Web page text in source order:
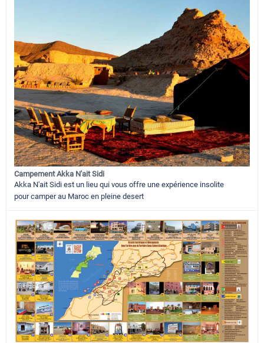
Campement Akka N'ait Sidi
Akka N'ait Sidi est un lieu qui vous offre une expérience insolite
pour camper au Maroc en pleine desert